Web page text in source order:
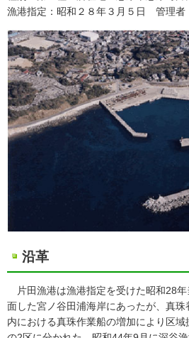
漁港指定：昭和２８年３月５日 管理者
沿革
片田漁港は漁港指定を受けた昭和28
面した宮ノ谷田浦海岸にあったが、真
内における真珠作業船の増加により区域